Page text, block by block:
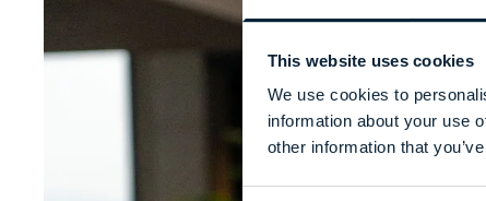
This website uses cookies
We use cookies to
information about your use
other information that